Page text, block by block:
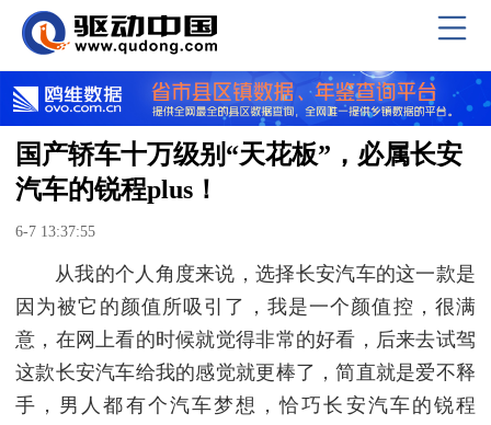
国产轿车十万级别“天花板”，必属长安
汽车的锐程plus！
6-7 13:37:55
从我的个人角度来说，选择长安汽车的这一款是
因为被它的颜值所吸引了，我是一个颜值控，很满
意，在网上看的时候就觉得非常的好看，后来去试驾
这款长安汽车给我的感觉就更棒了，简直就是爱不释
手，男人都有个汽车梦想，恰巧长安汽车的锐程